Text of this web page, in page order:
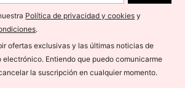
Política de privacidad y cookies y
.
ofertas exclusivas y las últimas noticias de
electrónico. Entiendo que puedo comunicarme
la suscripción en cualquier momento.